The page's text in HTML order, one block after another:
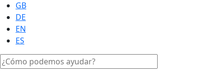
GB
DE
EN
ES